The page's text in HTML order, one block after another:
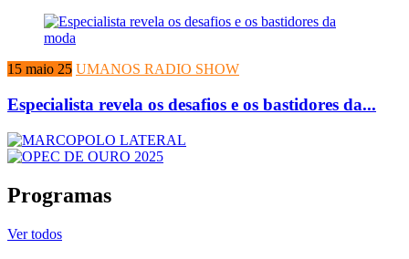
15 maio 25 UMANOS RADIO SHOW
Especialista revela os desafios e os bastidores da...
Programas
Ver todos